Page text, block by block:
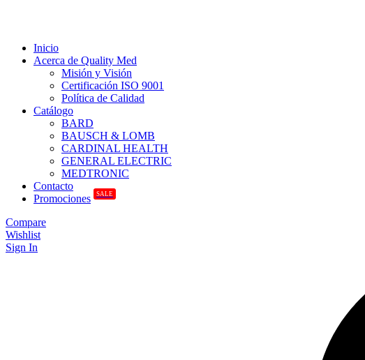
Inicio
Acerca de Quality Med
Misión y Visión
Certificación ISO 9001
Política de Calidad
Catálogo
BARD
BAUSCH & LOMB
CARDINAL HEALTH
GENERAL ELECTRIC
MEDTRONIC
Contacto
Promociones
SALE
Compare
Wishlist
Sign In